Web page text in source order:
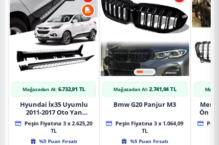
Mağazadan Al: 6.732,91 TL
Hyundai İx35 Uyumlu
2011-2017 Oto Yan
Basamak Koruma Side
Step Bmw Style
Peşin Fiyatına 3 x 2.625,20
TL
%5 Puan Fırsatı
Mağazadan Al: 2.741,04 TL
Bmw G20 Panjur M3
Peşin Fiyatına 3 x 1.064,09
TL
%5 Puan Fırsatı
Ön